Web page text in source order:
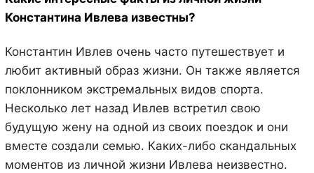
Константина Ивлева известны?
Константин Ивлев очень часто путешествует и
любит активный образ жизни. Он также является
поклонником экстремальных видов спорта.
Несколько лет назад Ивлев встретил свою
будущую жену на одной из своих поездок и они
вместе создали семью. Каких-либо скандальных
моментов из личной жизни Ивлева неизвестно.